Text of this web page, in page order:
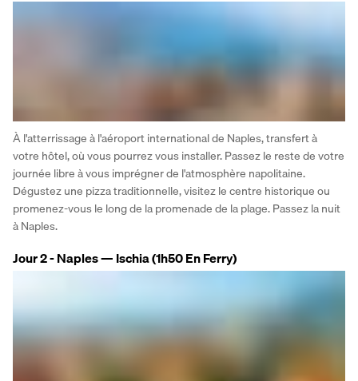
À l'atterrissage à l'aéroport international de Naples, transfert à
votre hôtel, où vous pourrez vous installer. Passez le reste de votre
journée libre à vous imprégner de l'atmosphère napolitaine.
Dégustez une pizza traditionnelle, visitez le centre historique ou
promenez-vous le long de la promenade de la plage. Passez la nuit
à Naples.
Jour 2 - Naples — Ischia (1h50 En Ferry)